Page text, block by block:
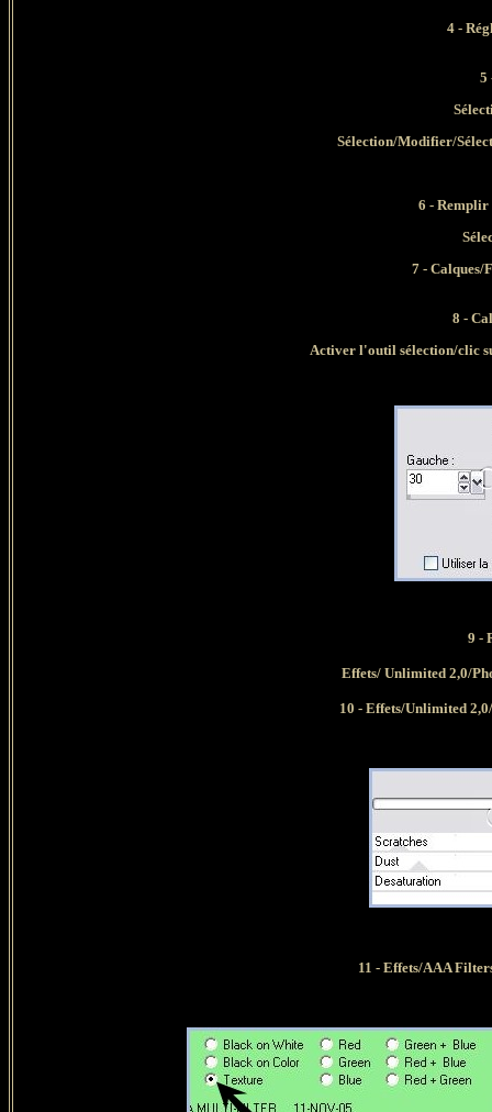
4 -
5
Sélection/Modifier/
6 - Remplir
7 - Calques/
8 -
Activer l'outil sélection/clic
9 -
Effets/ Unlimited 2,0/
10 - Effets/Unlimited
11 - Effets/AAA